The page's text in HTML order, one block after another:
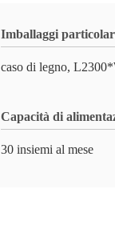
Imballaggi
caso di legno,
Capacità di
30 insiemi al mese